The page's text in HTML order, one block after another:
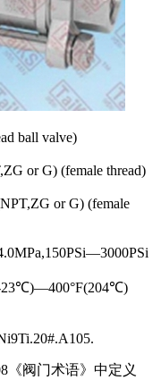
ball valve)
or G) (female thread)
or G) (female
23℃)—400°F(204℃)
《阀门术语》中定义